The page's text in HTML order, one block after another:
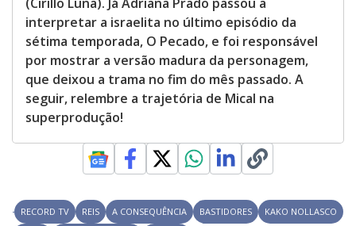
interpretar a israelita no último episódio da
sétima temporada, O Pecado, e foi responsável
por mostrar a versão madura da personagem,
que deixou a trama no fim do mês passado. A
seguir, relembre a trajetória de Mical na
superprodução!
RECORD TV REIS A CONSEQUÊNCIA BASTIDORES
KAKO NOLLASCO